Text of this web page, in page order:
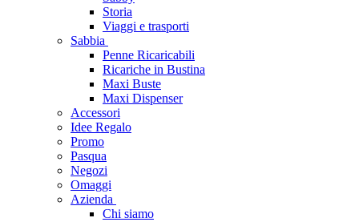
Storia
Viaggi e trasporti
Sabbia
Penne Ricaricabili
Ricariche in Bustina
Maxi Buste
Maxi Dispenser
Accessori
Idee Regalo
Promo
Pasqua
Negozi
Omaggi
Azienda
Chi siamo